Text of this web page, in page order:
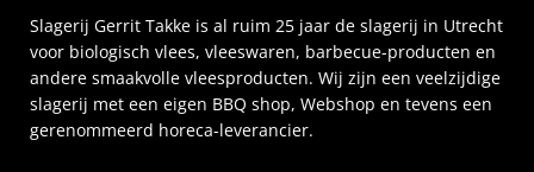
Slagerij Gerrit Takke is al ruim 25 jaar de slagerij in Utrecht
voor biologisch vlees, vleeswaren, barbecue-producten en
andere smaakvolle vleesproducten. Wij zijn een veelzijdige
slagerij met een eigen BBQ shop, Webshop en tevens een
gerenommeerd horeca-leverancier.